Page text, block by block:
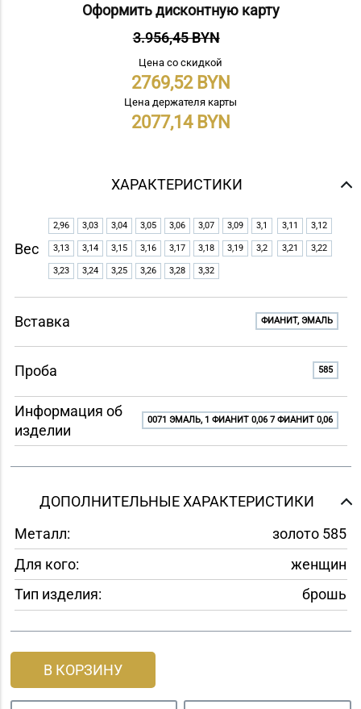
Оформить дисконтную карту
3.956,45 BYN
Цена со скидкой
2769,52
Цена держателя карты
2077,14
ХАРАКТЕРИСТИКИ
Вес
2,96 3,03 3,04 3,05 3,06 3,07 3,09 3,1 3,11 3,12
3,13 3,14 3,15 3,16 3,17 3,18 3,19 3,2 3,21 3,22
3,23 3,24 3,25 3,26 3,28 3,32
Вставка ФИАНИТ, ЭМАЛЬ
Проба 585
Информация об
изделии
0071 ЭМАЛЬ, 1 ФИАНИТ 0,06 7 ФИАНИТ 0,06
ДОПОЛНИТЕЛЬНЫЕ ХАРАКТЕРИСТИКИ
Металл:
золото 585
Для кого:
женщин
Тип изделия:
брошь
В КОРЗИНУ